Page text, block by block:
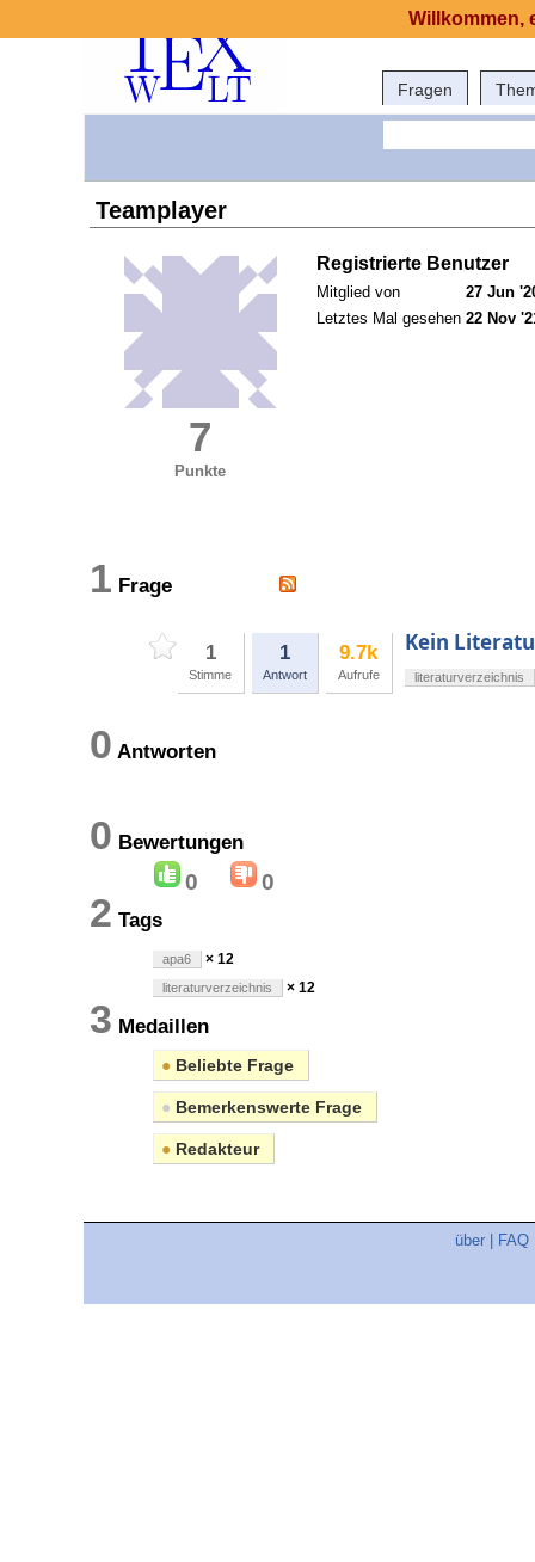
Fragen
Teamplayer
7
Punkte
Registrierte Benutzer
Mitglied von
27 Jun
Letztes Mal gesehen 22 Nov
1 Frage
1
Stimme
1
Antwort
9.7k
Aufrufe
Kein
literaturverzeichnis
0 Antworten
0 Bewertungen
0 0
2 Tags
apa6 × 12
literaturverzeichnis × 12
3 Medaillen
● Beliebte Frage
● Bemerkenswerte Frage
● Redakteur
über FAQ
Willkommen,